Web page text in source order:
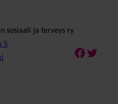
sosiaali ja terveys ry
5